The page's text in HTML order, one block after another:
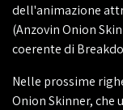
dell'animazione
(Anzovin Onion
coerente di
Nelle prossime
Onion Skinner, che